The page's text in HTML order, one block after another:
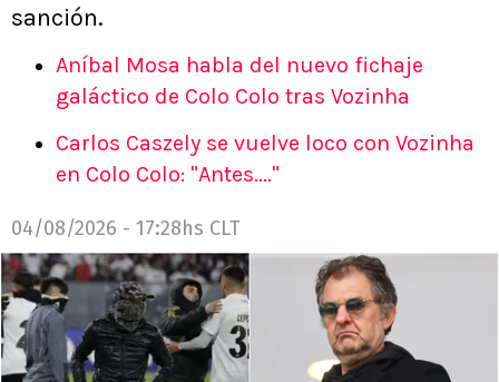
sanción.
Aníbal Mosa habla del nuevo fichaje
galáctico de Colo Colo tras Vozinha
Carlos Caszely se vuelve loco con Vozinha
en Colo Colo: "Antes...."
04/08/2026 - 17:28hs CLT